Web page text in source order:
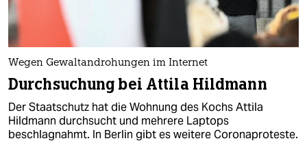
Wegen Gewaltandrohungen im Internet
Durchsuchung bei Attila Hildmann
Der Staatschutz hat die Wohnung des Kochs Attila
Hildmann durchsucht und mehrere Laptops
beschlagnahmt. In Berlin gibt es weitere Coronaproteste.